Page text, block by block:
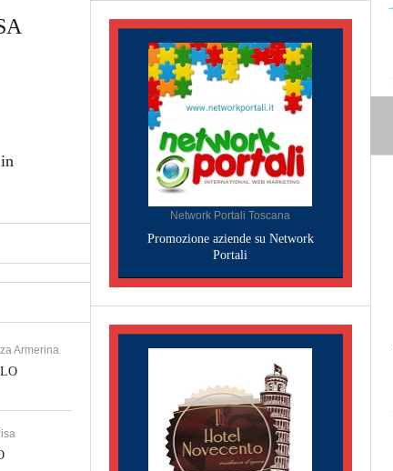
Armerina
Network Portali Toscana
Promozione aziende su Network
Portali